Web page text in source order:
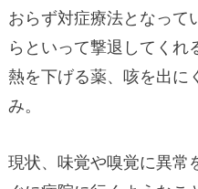
おらず対症療法となって
らといって撃退してくれ
熱を下げる薬、咳を出に
み。
現状、味覚や嗅覚に異常